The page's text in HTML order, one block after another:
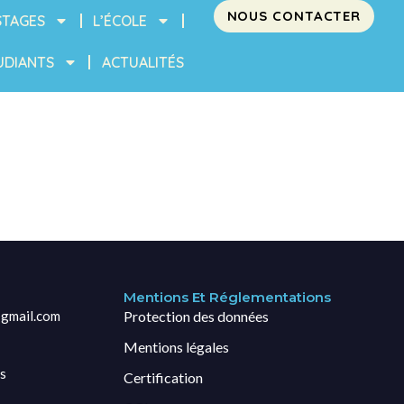
L’ÉCOLE
ACTUALITÉS
NOUS CONTACTER
Mentions Et Réglementations
Protection des données
Mentions légales
Certification